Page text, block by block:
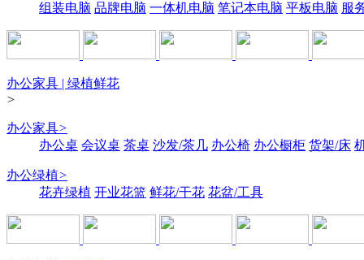
组装电脑 品牌电脑 一体机电脑 笔记本电脑 平板电脑 服
办公家具 | 绿植鲜花
>
办公家具>
办公桌 会议桌 茶桌 沙发/茶几 办公椅 办公橱柜 货架/床
办公绿植>
花卉绿植 开业花篮 鲜花/干花 花盆/工具